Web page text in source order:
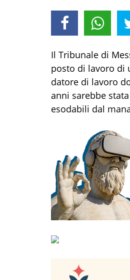
Il Tribunale di
posto di lavoro di
datore di lavoro
anni sarebbe
esodabili dal